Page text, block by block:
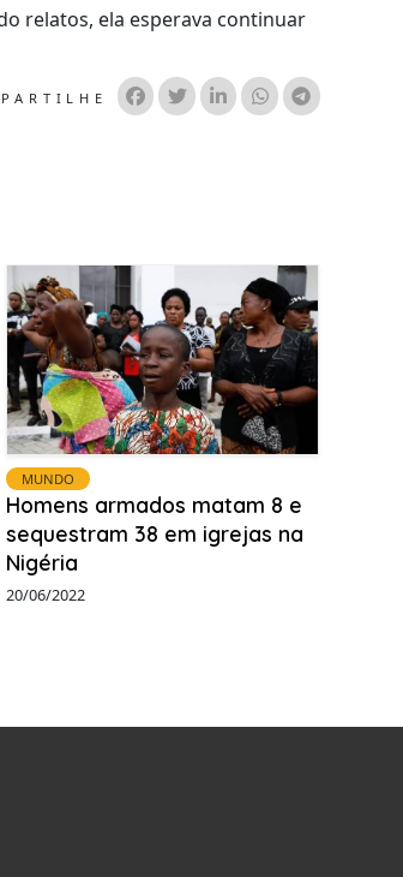
relatos, ela esperava continuar
MUNDO
Homens armados matam 8 e
sequestram 38 em igrejas na
Nigéria
20/06/2022